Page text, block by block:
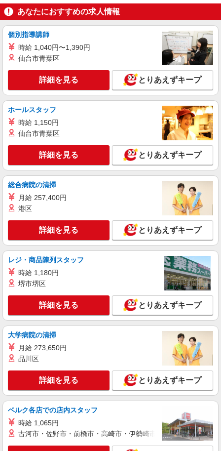
キープ 詳細を見る
アルバイト パート 派遣社員 紹介予定派遣
日研トータルソーシング株式会社 メディカルケア事業部/広島オフィ
ス
介護スタッフ／資格あり or 経験者
時給1,450円〜1,600円 ◆無資格・経験者：
1,450円〜 ◆初任者研修・未経験：1,450円〜 ◆初
任者研修・経験者：1,550円〜 ◆介護福祉士：
1,600円〜 ※経験者は3ヶ月以上 ※給与幅は経験・
能力による ★週払いOK（規定あり）
広島県広島市中区 【最寄駅】胡町電停 ★勤務
地は3000ヶ所以上★ 自宅から通いやすいエリアな
ど、お好きな勤務地をお選び下さい！！
キープ 詳細を見る
アルバイト パート 派遣社員 紹介予定派遣
日研トータルソーシング株式会社 メディカルケア事業部/広島オフィ
ス
未経験・無資格OKの介護スタッフ
時給1,400円〜1,600円 ★週払いOK（規定あ
広島県広島市中区 【最寄駅】紙屋町東電停 ★
勤務地は3000ヶ所以上★ 自宅から通いやすいエリ
アなど、お好きな勤務地をお選び下さい！！
キープ 詳細を見る
アルバイト パート 派遣社員
日研トータルソーシング株式会社 メディカルケア事業部/広島オフィ
ス【看護助手】
時給1,300円 ★週払いOK（規定あり） ※給与
幅は経験・能力による
広島県広島市中区 【最寄駅】銀山町電停
キープ 詳細を見る
アルバイト パート 派遣社員 紹介予定派遣
日研トータルソーシング株式会社 メディカルケア事業部/広島オフィ
ス
未経験・無資格OKの介護スタッフ
時給1,400円〜1,600円 ★週払いOK（規定あ
り） ※給与幅は経験・能力による
広島県広島市中区 【最寄駅】紙屋町西電停 ★
勤務地は3000ヶ所以上★ 自宅から通いやすいエリ
あなたにおすすめの求人情報
個別指導講師
時給 1,040円〜1,390円
仙台市青葉区
詳細を見る とりあえずキープ
ホールスタッフ
時給 1,150円
仙台市青葉区
詳細を見る とりあえずキープ
総合病院の清掃
月給 257,400円
港区
詳細を見る とりあえずキープ
レジ・商品陳列スタッフ
時給 1,180円
堺市堺区
詳細を見る とりあえずキープ
大学病院の清掃
月給 273,650円
品川区
詳細を見る とりあえずキープ
ベルク各店での店内スタッフ
時給 1,065円
古河市・佐野市・前橋市・高崎市・伊勢崎市・太田市・館林市